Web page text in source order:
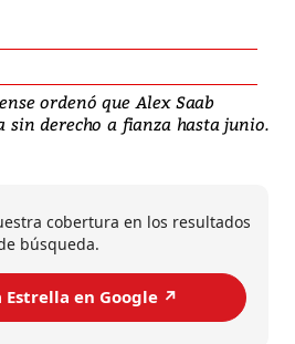
ordenó que Alex Saab
sin derecho a fianza hasta junio.
cobertura en los resultados
búsqueda.
Estrella en Google ↗️